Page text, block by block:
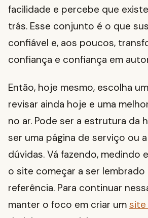
facilidade e percebe que
trás. Esse conjunto é o que
confiável e, aos poucos,
confiança e confiança em
Então, hoje mesmo, escolha
revisar ainda hoje e uma
no ar. Pode ser a estrutura da
ser uma página de serviço ou
dúvidas. Vá fazendo, medindo
o site começar a ser lembrado
referência. Para continuar
manter o foco em criar um site